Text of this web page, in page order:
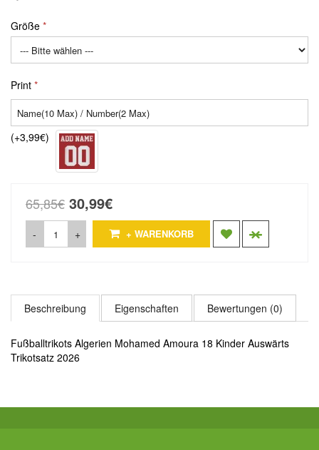
Größe
Print
(+3,99€)
65,85€ 30,99€
- + + WARENKORB
Beschreibung Eigenschaften Bewertungen (0)
Fußballtrikots Algerien Mohamed Amoura 18 Kinder Auswärts
Trikotsatz 2026